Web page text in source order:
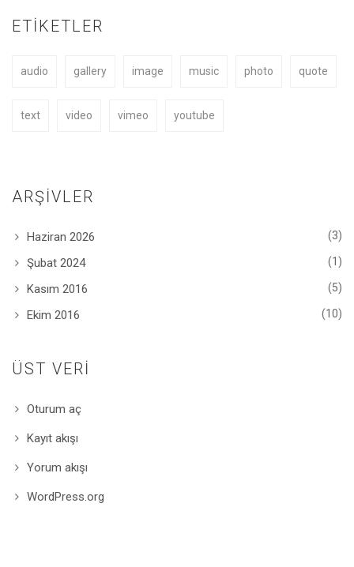
easy to fit your needs.
BUY NOW
ETIKETLER
audio gallery image music photo quote
text video vimeo youtube
ARŞIVLER
Haziran 2026 (3)
Şubat 2024 (1)
Kasım 2016 (5)
Ekim 2016 (10)
ÜST VERI
Oturum aç
Kayıt akışı
Yorum akışı
WordPress.org